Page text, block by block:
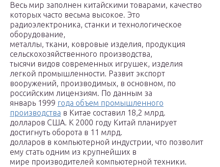
Весь мир заполнен китайскими товарами, качество
которых часто весьма высокое. Это
радиоэлектроника, станки и технологическое
оборудование,
металлы, ткани, ковровые изделия, продукция
сельскохозяйственного производства,
тысячи видов современных игрушек, изделия
легкой промышленности. Развит экспорт
вооружений, производимых, в основном, по
российским лицензиям. По данным за
январь 1999 года объем промышленного
производства в Китае составил 18,2 млрд.
долларов США. К 2000 году Китай планирует
достигнуть оборота в 11 млрд.
долларов в компьютерной индустрии, что позволит
ему стать одним из крупнейших в
мире производителей компьютерной техники.